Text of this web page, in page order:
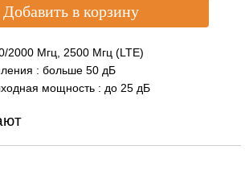
2000 Мгц, 2500 Мгц (LTE)
: больше 50 дБ
мощность : до 25 дБ